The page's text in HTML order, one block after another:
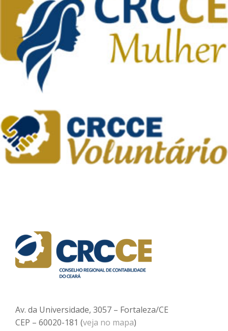
Av. da Universidade, 3057 – Fortaleza/CE
CEP – 60020-181 (veja no mapa)